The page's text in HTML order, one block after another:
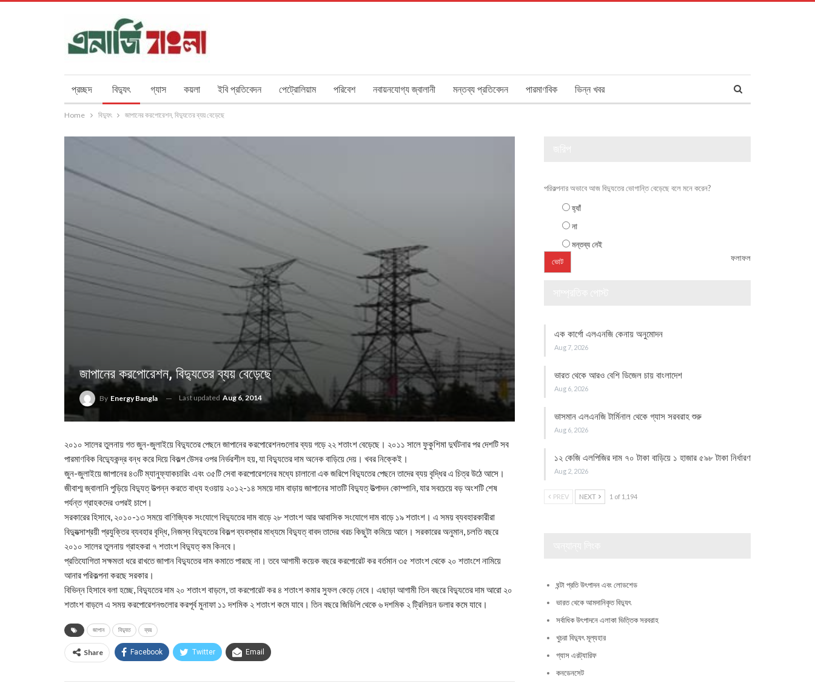
প্রচ্ছদ বিদ্যুৎ গ্যাস কয়লা ইবি প্রতিবেদন পেট্রোলিয়াম পরিবেশ নবায়নযোগ্য জ্বালানী মন্তব্য প্রতিবেদন পারমাণবিক ভিন্ন খবর
Home বিদ্যুৎ জাপানের করপোরেশন, বিদ্যুতের ব্যয় বেড়েছে
জাপানের করপোরেশন, বিদ্যুতের ব্যয় বেড়েছে
By Energy Bangla Last updated Aug 6, 2014
২০১০ সালের তুলনায় গত জুন-জুলাইয়ে বিদ্যুতের পেছনে জাপানের করপোরেশনগুলোর ব্যয় গড়ে ২২ শতাংশ বেড়েছে। ২০১১ সালে ফুকুশিমা দুর্ঘটনার পর দেশটি সব
পারমাণবিক বিদ্যুেকন্দ্র বন্ধ করে দিয়ে বিকল্প উেসর ওপর নির্ভরশীল হয়, যা বিদ্যুতের দাম অনেক বাড়িয়ে দেয়। খবর নিক্কেই।
জুন-জুলাইয়ে জাপানের ৪৩টি ম্যানুফ্যাকচারিং এবং ৩৫টি সেবা করপোরেশনের মধ্যে চালানো এক জরিপে বিদ্যুতের পেছনে তাদের ব্যয় বৃদ্ধির এ চিত্র উঠে আসে।
জীবাশ্ম জ্বালানি পুড়িয়ে বিদ্যুত্ উত্পন্ন করতে বাধ্য হওয়ায় ২০১২-১৪ সময়ে দাম বাড়ায় জাপানের সাতটি বিদ্যুত্ উত্পাদন কোম্পানি, যার সবচেয়ে বড় অংশটি শেষ
পর্যন্ত গ্রাহকদের ওপরই চাপে।
সরকারের হিসাবে, ২০১০-১৩ সময়ে বাণিজ্যিক সংযোগে বিদ্যুতের দাম বাড়ে ২৮ শতাংশ আর আবাসিক সংযোগে দাম বাড়ে ১৯ শতাংশ। এ সময় ব্যবহারকারীরা
বিদ্যুত্সাশ্রয়ী প্রযুক্তির ব্যবহার বৃদ্ধি, নিজস্ব বিদ্যুতের বিকল্প ব্যবস্থার মাধ্যমে বিদ্যুত্ বাবদ তাদের খরচ কিছুটা কমিয়ে আনে। সরকারের অনুমান, চলতি বছরে
২০১০ সালের তুলনায় গ্রাহকরা ৭ শতাংশ বিদ্যুত্ কম কিনবে।
প্রতিযোগিতা সক্ষমতা ধরে রাখতে জাপান বিদ্যুতের দাম কমাতে পারছে না। তবে আগামী কয়েক বছরে করপোরেট কর বর্তমান ৩৫ শতাংশ থেকে ২০ শতাংশে নামিয়ে
আনার পরিকল্পনা করছে সরকার।
বিভিন্ন হিসাবে বলা হচ্ছে, বিদ্যুতের দাম ২০ শতাংশ বাড়লে, তা করপোরেট কর ৪ শতাংশ কমার সুফল কেড়ে নেবে। এছাড়া আগামী তিন বছরে বিদ্যুতের দাম আরো ২০
শতাংশ বাড়লে এ সময় করপোরেশনগুলোর করপূর্ব মুনাফা ১১ দশমিক ২ শতাংশ কমে যাবে। তিন বছরে জিডিপি থেকে ৬ দশমিক ২ ট্রিলিয়ন ডলার কমে যাবে।
জাপান বিদ্যুত ব্যয়
Share Facebook Twitter Email
পরিকল্পনার অভাবে আজ বিদ্যুতের ভোগান্তি বেড়েছে বলে মনে করেন?
হ্যাঁ
না
মন্তব্য নেই
ফলাফল
এক কার্গো এলএনজি কেনায় অনুমোদন
Aug 7, 2026
ভারত থেকে আরও বেশি ডিজেল চায় বাংলাদেশ
Aug 6, 2026
ভাসমান এলএনজি টার্মিনাল থেকে গ্যাস সরবরাহ শুরু
Aug 6, 2026
১২ কেজি এলপিজির দাম ৭০ টাকা বাড়িয়ে ১ হাজার ৫৯৮ টাকা নির্ধারণ
Aug 2, 2026
PREV NEXT 1 of 1,194
ঘন্টা প্রতি উৎপাদন এবং লোডশেড
ভারত থেকে আমদানিকৃত বিদ্যুৎ
সর্বাধিক উৎপাদনে এলাকা ভিত্তিক সরবরাহ
খুচরা বিদ্যুৎ মূল্যহার
গ্যাস এরট্যারিফ
কনডেনসেট